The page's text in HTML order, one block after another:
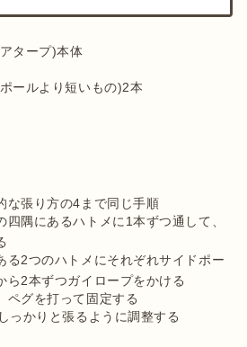
タープ)本体
ールより短いもの)2本
な張り方の4まで同じ手順
四隅にあるハトメに1本ずつ通して、
る2つのハトメにそれぞれサイドポー
ら2本ずつガイロープをかける
ペグを打って固定する
っかりと張るように調整する